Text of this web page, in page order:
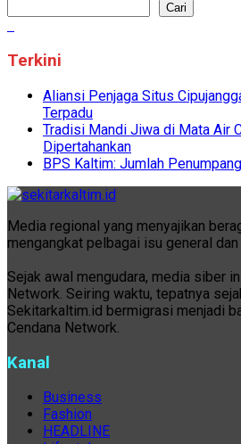
Cari
Terkini
Aliansi Penjaga Situs
Terpadu
Tradisi Mandi Jiwa di Mata Air
Dipertahankan
BPS Kaltim: Jumlah
Media regional yang menyajikan
mengangkat pelbagai isu general
Sejak awal mengudara, media siber
Network. Seiring waktu, tepatnya
Sekitarkaltim.id bermigrasi menjadi
Cendana Network.
Kanal
Business
Fashion
HEADLINE